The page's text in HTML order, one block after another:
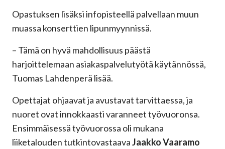
Opastuksen lisäksi infopisteellä palvellaan muun
muassa konserttien lipunmyynnissä.
– Tämä on hyvä mahdollisuus päästä
harjoittelemaan asiakaspalvelutyötä käytännössä,
Tuomas Lahdenperä lisää.
Opettajat ohjaavat ja avustavat tarvittaessa, ja
nuoret ovat innokkaasti varanneet työvuoronsa.
Ensimmäisessä työvuorossa oli mukana
liiketalouden tutkintovastaavaJaakko Vaaramo